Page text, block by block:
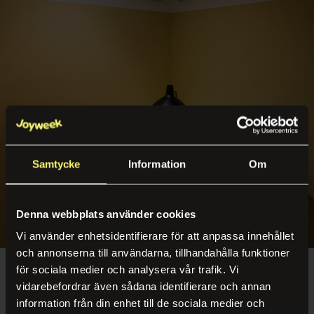
Samtycke Information Om
Denna webbplats använder cookies
Vi använder enhetsidentifierare för att anpassa innehållet
och annonserna till användarna, tillhandahålla funktioner
för sociala medier och analysera vår trafik. Vi
vidarebefordrar även sådana identifierare och annan
information från din enhet till de sociala medier och
Tre dimensioner av lärande
För att visualisera ILT:s verksamhet delades
kontoret in i tre konceptuella zoner: Skola, Tech
och Bibliotek.